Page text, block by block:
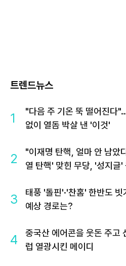
트렌드뉴스
1
"다음 주 기온 뚝 떨어진다
없이 열돔 박살 낸 '이것'
2
"이재명 탄핵, 얼마 안 남았
열 탄핵' 맞힌 무당, '성지글'
3
태풍 '돌핀'·'찬홈' 한반도
예상 경로는?
4
중국산 에어콘을 웃돈 주고
럽 열광시킨 메이디